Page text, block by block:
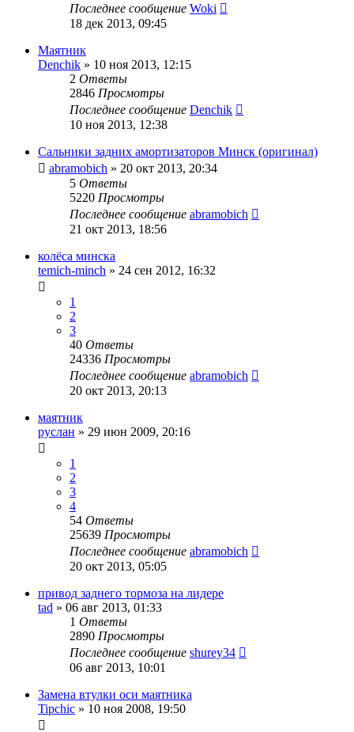
Последнее сообщение Woki
18 дек 2013, 09:45
Маятник
Denchik » 10 ноя 2013, 12:15
2 Ответы
2846 Просмотры
Последнее сообщение Denchik
10 ноя 2013, 12:38
Сальники задних амортизаторов Минск (оригинал)
abramobich » 20 окт 2013, 20:34
5 Ответы
5220 Просмотры
Последнее сообщение abramobich
21 окт 2013, 18:56
колёса минска
temich-minch » 24 сен 2012, 16:32
1
2
3
40 Ответы
24336 Просмотры
Последнее сообщение abramobich
20 окт 2013, 20:13
маятник
руслан » 29 июн 2009, 20:16
1
2
3
4
54 Ответы
25639 Просмотры
Последнее сообщение abramobich
20 окт 2013, 05:05
привод заднего тормоза на лидере
tad » 06 авг 2013, 01:33
1 Ответы
2890 Просмотры
Последнее сообщение shurey34
06 авг 2013, 10:01
Замена втулки оси маятника
Tipchic » 10 ноя 2008, 19:50